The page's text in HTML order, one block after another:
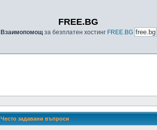
FREE.BG
Взаимопомощза безплатен хостинг FREE.BG
Често задавани въпроси